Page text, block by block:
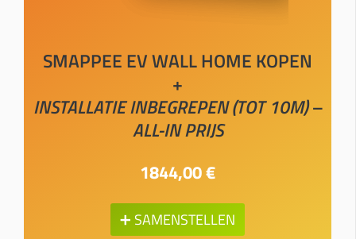
SMAPPEE EV WALL HOME KOPEN
+
INSTALLATIE INBEGREPEN (TOT 10M) –
ALL-IN PRIJS
1844,00 €
➕ SAMENSTELLEN